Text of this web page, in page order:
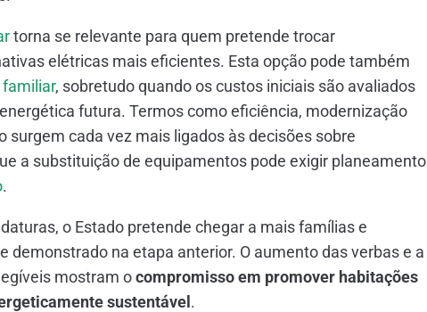
torna se relevante para quem pretende trocar
elétricas mais eficientes. Esta opção pode também
, sobretudo quando os custos iniciais são avaliados
futura. Termos como eficiência, modernização
surgem cada vez mais ligados às decisões sobre
a substituição de equipamentos pode exigir planeamento
.
o Estado pretende chegar a mais famílias e
demonstrado na etapa anterior. O aumento das verbas e a
mostram ocompromisso em promover habitações
sustentável.